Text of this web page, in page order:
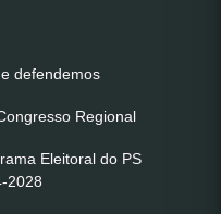
defendemos
Regional
Eleitoral do PS
2028